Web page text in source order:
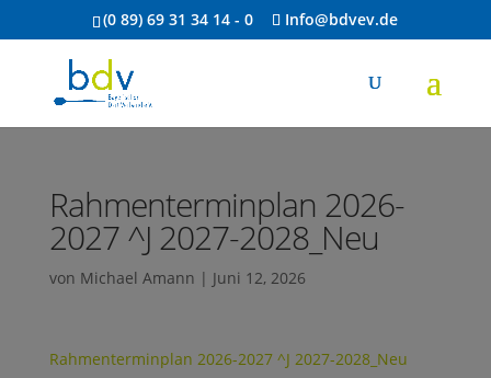
(0 89) 69 31 34 14 - 0 Info@bdvev.de
Rahmenterminplan 2026-
2027 ^J 2027-2028_Neu
von Michael Amann | Juni 12, 2026
Rahmenterminplan 2026-2027 ^J 2027-2028_Neu